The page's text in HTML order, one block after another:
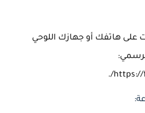
على هاتفك أو جهازك اللوحي
https://